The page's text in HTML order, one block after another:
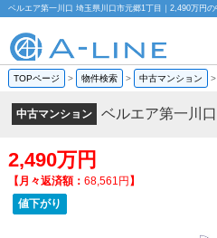
TOPページ > 物件検索 > 中古マンション >
中古マンション ベルエア第一川口
2,490万円
【月々返済額： 68,561円】
値下がり